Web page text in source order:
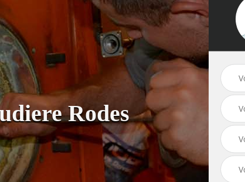
Rodes